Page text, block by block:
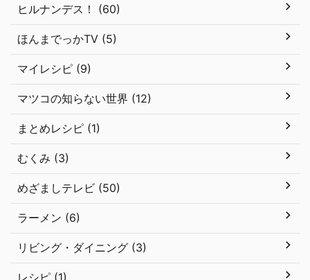
ヒルナンデス！ (60)
ほんまでっかTV (5)
マイレシピ (9)
マツコの知らない世界 (12)
まとめレシピ (1)
むくみ (3)
めざましテレビ (50)
ラーメン (6)
リビング・ダイニング (3)
レシピ (1)